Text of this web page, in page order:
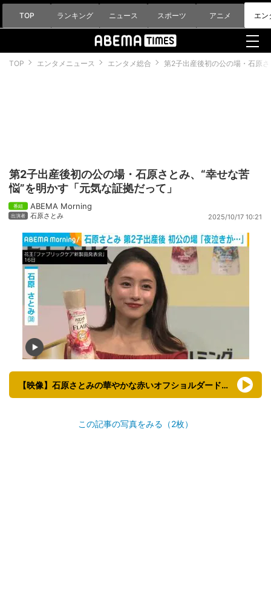
TOP ランキング ニュース スポーツ アニメ エン
TOP エンタメニュース エンタメ総合 第2子出産後初の公の場・石原
第2子出産後初の公の場・石原さとみ、“幸せな苦
悩”を明かす「元気な証拠だって」
ABEMA Morning
石原さとみ 2025/10/17 10:21
【映像】石原さとみの華やかな赤いオフショルダードレス姿（全身ショット）
この記事の写真をみる（2枚）